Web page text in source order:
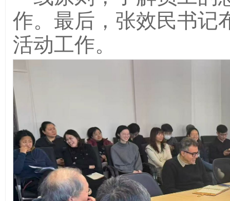
作。最后，张效民书记
活动工作。